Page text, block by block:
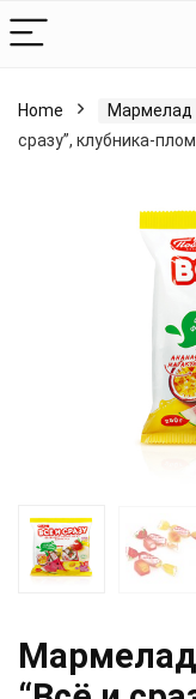
Home Мармелад
сразу”, клубника-